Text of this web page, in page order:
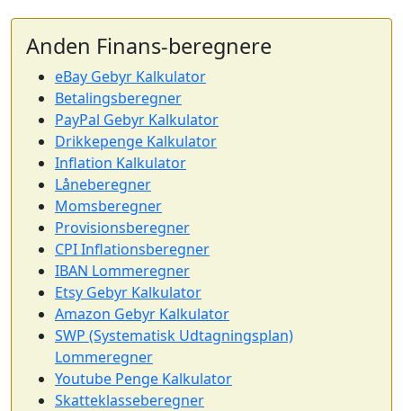
Anden Finans-beregnere
eBay Gebyr Kalkulator
Betalingsberegner
PayPal Gebyr Kalkulator
Drikkepenge Kalkulator
Inflation Kalkulator
Låneberegner
Momsberegner
Provisionsberegner
CPI Inflationsberegner
IBAN Lommeregner
Etsy Gebyr Kalkulator
Amazon Gebyr Kalkulator
SWP (Systematisk Udtagningsplan)
Lommeregner
Youtube Penge Kalkulator
Skatteklasseberegner